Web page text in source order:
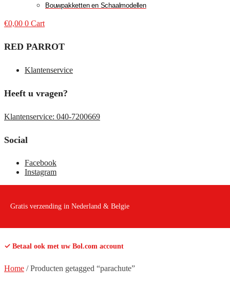
Bouwpakketten en Schaalmodellen
€0,00 0 Cart
RED PARROT
Klantenservice
Heeft u vragen?
Klantenservice: 040-7200669
Social
Facebook
Instagram
Gratis verzending in Nederland & Belgie
✓ Betaal ook met uw Bol.com account
Home /Producten getagged “parachute”